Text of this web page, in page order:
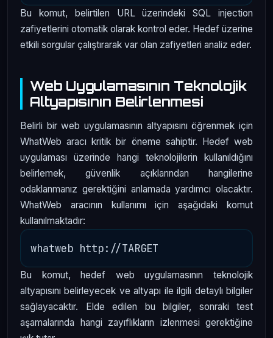
Bu komut, belirtilen URL üzerindeki SQL injection
zafiyetlerini otomatik olarak kontrol eder. Hedef üzerine
etkili sorgular çalıştırarak var olan zafiyetleri analiz eder.
Web Uygulamasının Teknolojik
Altyapısının Belirlenmesi
Belirli bir web uygulamasının altyapısını öğrenmek için
WhatWeb aracı kritik bir öneme sahiptir. Hedef web
uygulaması üzerinde hangi teknolojilerin kullanıldığını
belirlemek, güvenlik açıklarından hangilerine
odaklanmanız gerektiğini anlamada yardımcı olacaktır.
WhatWeb aracının kullanımı için aşağıdaki komut
kullanılmaktadır:
Bu komut, hedef web uygulamasının teknolojik
altyapısını belirleyecek ve altyapı ile ilgili detaylı bilgiler
sağlayacaktır. Elde edilen bu bilgiler, sonraki test
aşamalarında hangi zayıflıkların izlenmesi gerektiğine